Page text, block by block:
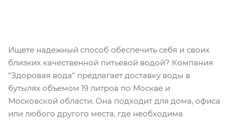
Ищете надежный способ обеспечить себя и своих
близких качественной питьевой водой? Компания
"Здоровая вода" предлагает доставку воды в
бутылях объемом 19 литров по Москве и
Московской области. Она подходит для дома, офиса
или любого другого места, где необходима